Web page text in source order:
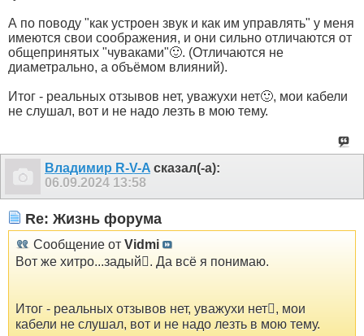
А по поводу "как устроен звук и как им управлять" у меня
имеются свои соображения, и они сильно отличаются от
общепринятых "чуваками"🙂. (Отличаются не
диаметрально, а объёмом влияний).
Итог - реальных отзывов нет, уважухи нет🙂, мои кабели
не слушал, вот и не надо лезть в мою тему.
Владимир R-V-A сказал(-а):
06.09.2024 13:58
Re: Жизнь форума
Сообщение от Vidmi
Вот же хитро...задый. Да всё я понимаю.
Итог - реальных отзывов нет, уважухи нет, мои
кабели не слушал, вот и не надо лезть в мою тему.